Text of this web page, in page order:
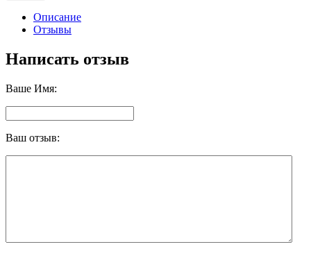
Описание
Отзывы
Написать отзыв
Ваше Имя:
Ваш отзыв: